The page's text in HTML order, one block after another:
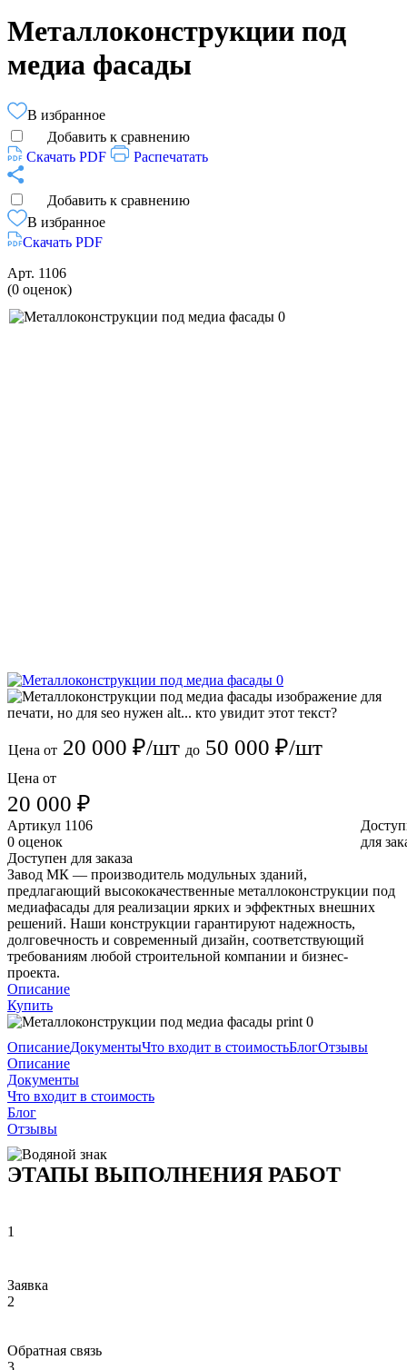
Металлоконструкции под
медиа фасады
В избранное
Добавить к сравнению
Скачать PDF
Распечатать
Добавить к сравнению
В избранное
Скачать PDF
Арт. 1106
(0 оценок)
Цена от 20 000 ₽/шт до 50 000 ₽/шт
Цена от
20 000 ₽
для
Артикул 1106
0 оценок
Доступен для заказа
Завод МК — производитель модульных зданий,
предлагающий высококачественные металлоконструкции под
медиафасады для реализации ярких и эффектных внешних
решений. Наши конструкции гарантируют надежность,
долговечность и современный дизайн, соответствующий
требованиям любой строительной компании и бизнес-
проекта.
Описание
Купить
ОписаниеДокументыЧто входит в стоимостьБлогОтзывы
Описание
Документы
Что входит в стоимость
Блог
Отзывы
ЭТАПЫ ВЫПОЛНЕНИЯ РАБОТ
1
Заявка
2
Обратная связь
3